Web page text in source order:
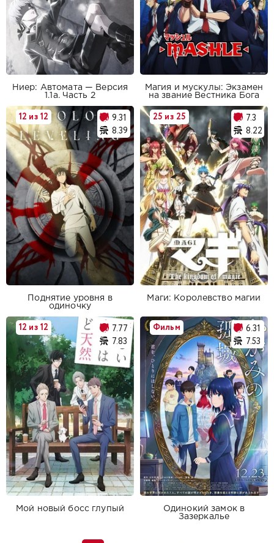
Ниер: Автомата — Версия
1.1а. Часть 2
Магия и мускулы: Экзамен
на звание Вестника Бога
Поднятие уровня в
одиночку
12 из 12
9.31
8.39
Маги: Королевство магии
25 из 25
7.3
8.22
Мой новый босс глупый
12 из 12
7.77
7.83
Одинокий замок в
Зазеркалье
Фильм
6.31
7.53